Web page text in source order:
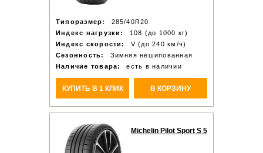
Типоразмер:
285/40R20
Индекс нагрузки:
108 (до 1000 кг)
Индекс скорости:
V (до 240 км/ч)
Сезонность:
Зимняя нешипованная
Наличие товара:
есть в наличии
КУПИТЬ В 1 КЛИК В КОРЗИНУ
Michelin Pilot Sport S 5